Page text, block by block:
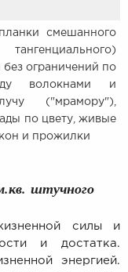
смешанного
ограничений по
волокнами и
("мрамору"),
по цвету, живые
и прожилки
штучного
силы и
и достатка.
энергией.